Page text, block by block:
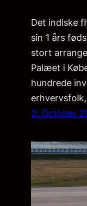
Det indiske
sin 1 års
stort
Palæet i
hundrede
2. October